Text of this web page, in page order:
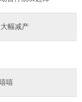
幅减产
嘻